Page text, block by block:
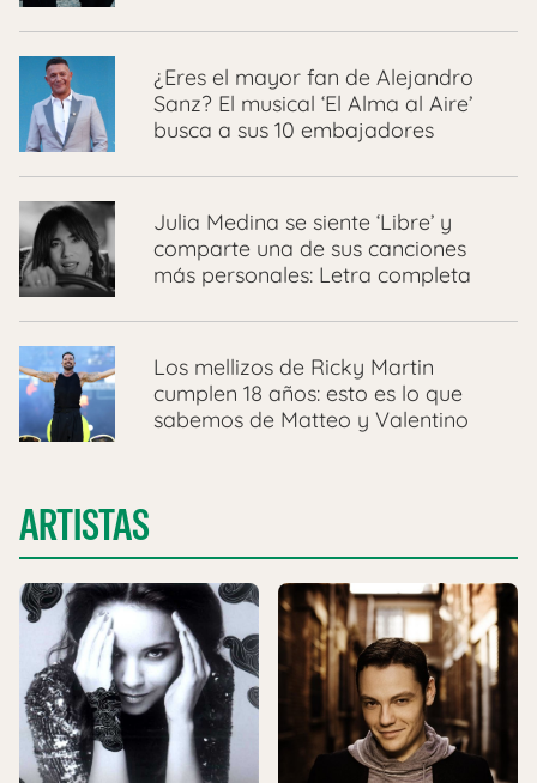
¿Eres el mayor fan de Alejandro
Sanz? El musical ‘El Alma al Aire’
busca a sus 10 embajadores
Julia Medina se siente ‘Libre’ y
comparte una de sus canciones
más personales: Letra completa
Los mellizos de Ricky Martin
cumplen 18 años: esto es lo que
sabemos de Matteo y Valentino
ARTISTAS